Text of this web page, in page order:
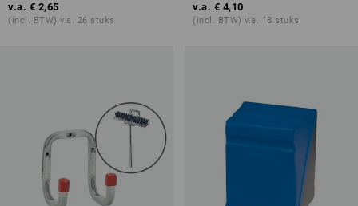
v.a. € 2,65
(incl. BTW) v.a. 26 stuks
v.a. € 4,10
(incl. BTW) v.a. 18 stuks